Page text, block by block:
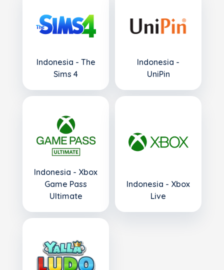
Indonesia - The
Sims 4
Indonesia -
UniPin
Indonesia - Xbox
Game Pass
Ultimate
Indonesia - Xbox
Live